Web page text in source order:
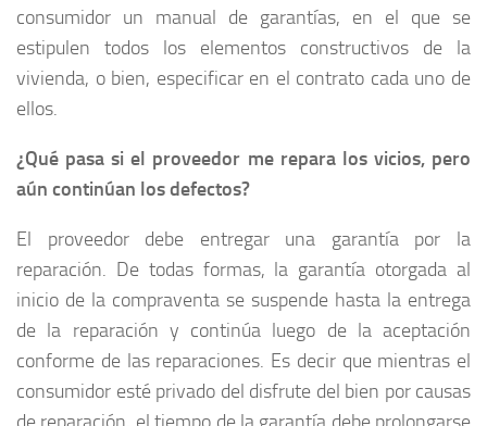
consumidor un manual de garantías, en el que se
estipulen todos los elementos constructivos de la
vivienda, o bien, especificar en el contrato cada uno de
ellos.
¿Qué pasa si el proveedor me repara los vicios, pero
aún continúan los defectos?
El proveedor debe entregar una garantía por la
reparación. De todas formas, la garantía otorgada al
inicio de la compraventa se suspende hasta la entrega
de la reparación y continúa luego de la aceptación
conforme de las reparaciones. Es decir que mientras el
consumidor esté privado del disfrute del bien por causas